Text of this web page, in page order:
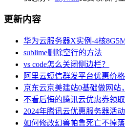
更新内容
华为云服务器X实例-4核
sublime删除空行的方法
vs code怎么关闭侧边栏？
阿里云短信群发平台优惠价
京东云京美建站0基础做网站
不看后悔的腾讯云优惠券领
2024年腾讯云优惠服务器活
如何修改幻兽帕鲁死亡不掉